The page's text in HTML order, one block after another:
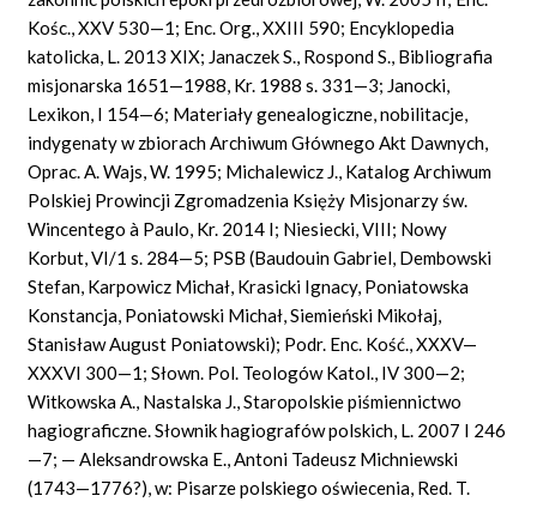
Kośc., XXV 530—1; Enc. Org., XXIII 590; Encyklopedia
katolicka, L. 2013 XIX; Janaczek S., Rospond S., Bibliografia
misjonarska 1651—1988, Kr. 1988 s. 331—3; Janocki,
Lexikon, I 154—6; Materiały genealogiczne, nobilitacje,
indygenaty w zbiorach Archiwum Głównego Akt Dawnych,
Oprac. A. Wajs, W. 1995; Michalewicz J., Katalog Archiwum
Polskiej Prowincji Zgromadzenia Księży Misjonarzy św.
Wincentego à Paulo, Kr. 2014 I; Niesiecki, VIII; Nowy
Korbut, VI/1 s. 284—5; PSB (Baudouin Gabriel, Dembowski
Stefan, Karpowicz Michał, Krasicki Ignacy, Poniatowska
Konstancja, Poniatowski Michał, Siemieński Mikołaj,
Stanisław August Poniatowski); Podr. Enc. Kość., XXXV—
XXXVI 300—1; Słown. Pol. Teologów Katol., IV 300—2;
Witkowska A., Nastalska J., Staropolskie piśmiennictwo
hagiograficzne. Słownik hagiografów polskich, L. 2007 I 246
—7; — Aleksandrowska E., Antoni Tadeusz Michniewski
(1743—1776?), w: Pisarze polskiego oświecenia, Red. T.